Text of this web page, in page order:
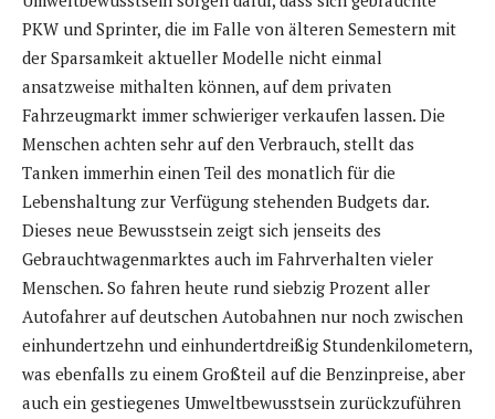
PKW und Sprinter, die im Falle von älteren Semestern mit
der Sparsamkeit aktueller Modelle nicht einmal
ansatzweise mithalten können, auf dem privaten
Fahrzeugmarkt immer schwieriger verkaufen lassen. Die
Menschen achten sehr auf den Verbrauch, stellt das
Tanken immerhin einen Teil des monatlich für die
Lebenshaltung zur Verfügung stehenden Budgets dar.
Dieses neue Bewusstsein zeigt sich jenseits des
Gebrauchtwagenmarktes auch im Fahrverhalten vieler
Menschen. So fahren heute rund siebzig Prozent aller
Autofahrer auf deutschen Autobahnen nur noch zwischen
einhundertzehn und einhundertdreißig Stundenkilometern,
was ebenfalls zu einem Großteil auf die Benzinpreise, aber
auch ein gestiegenes Umweltbewusstsein zurückzuführen